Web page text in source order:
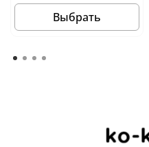
Выбрать